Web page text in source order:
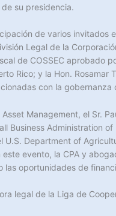
su presidencia.
de varios
Legal de la
de COSSEC aprobado
Rico; y la Hon.
con la
Management, el Sr.
Business Administration
U.S. Department of
evento, la CPA y
las oportunidades de
legal de la Liga de